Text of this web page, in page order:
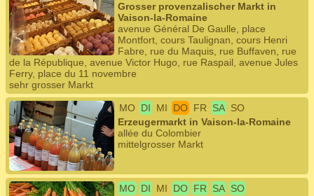
Grosser provenzalischer Markt in
Vaison-la-Romaine
avenue Général De Gaulle, place
Montfort, cours Taulignan, cours Henri
Fabre, rue du Maquis, rue Buffaven, rue
de la République, avenue Victor Hugo, rue Raspail, avenue Jules
Ferry, place du 11 novembre
sehr grosser Markt
MO DI MI DO FR SA SO
Erzeugermarkt in Vaison-la-Romaine
allée du Colombier
mittelgrosser Markt
MO DI MI DO FR SA SO